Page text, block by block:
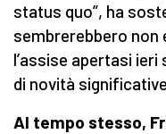
status quo”, ha
sembrerebbero non
l’assise apertasi ieri
di novità
Al tempo stesso,